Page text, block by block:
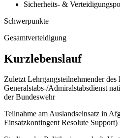
Sicherheits- &
Schwerpunkte
Gesamtverteidigung
Kurzlebenslauf
Zuletzt Lehrgangsteilnehmender des
Generalstabs-/Admiralstabsdienst
der Bundeswehr
Teilnahme am Auslandseinsatz in
Einsatzkontingent Resolute Support)